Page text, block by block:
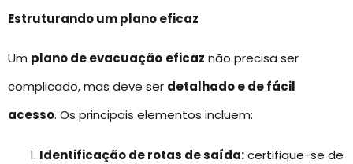
Estruturando um plano eficaz
Um plano de evacuação eficaz não precisa ser
complicado, mas deve ser detalhado e de fácil
acesso. Os principais elementos incluem:
Identificação de rotas de saída:certifique-se de